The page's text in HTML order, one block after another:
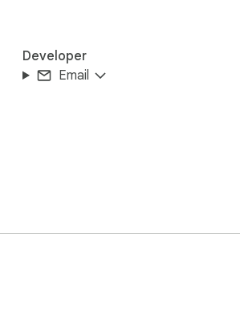
Developer
Email